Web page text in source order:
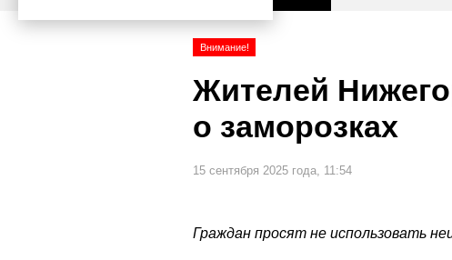
Внимание!
Жителей
о заморозках
15 сентября 2025 года, 11:54
Граждан просят не использовать